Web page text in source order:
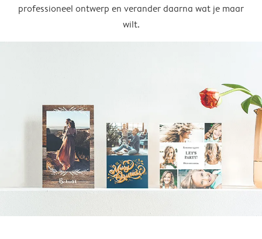
professioneel ontwerp en verander daarna wat je maar
wilt.